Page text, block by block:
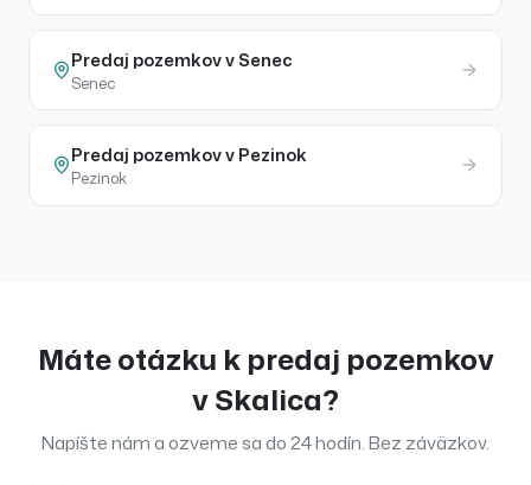
Predaj pozemkovvSenec
Senec
Predaj pozemkovvPezinok
Pezinok
Máte otázku k predaj pozemkov
vSkalica?
Napíšte nám a ozveme sa do 24 hodín. Bez záväzkov.